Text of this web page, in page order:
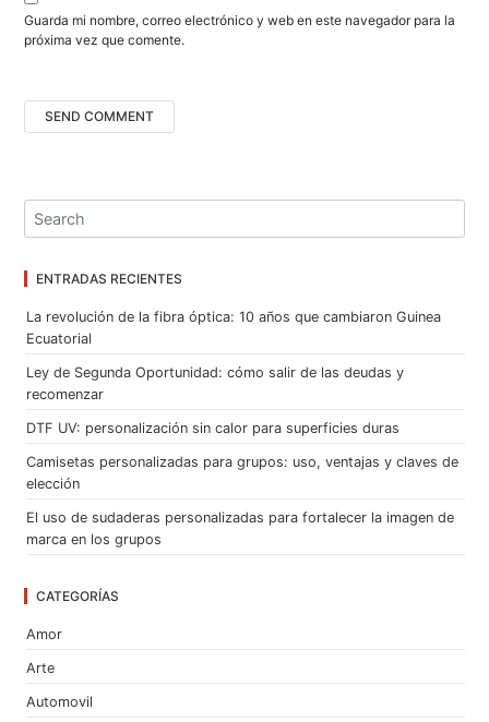
Guarda mi nombre, correo electrónico y web en este navegador para la
próxima vez que comente.
ENTRADAS RECIENTES
La revolución de la fibra óptica: 10 años que cambiaron Guinea
Ecuatorial
Ley de Segunda Oportunidad: cómo salir de las deudas y
recomenzar
DTF UV: personalización sin calor para superficies duras
Camisetas personalizadas para grupos: uso, ventajas y claves de
elección
El uso de sudaderas personalizadas para fortalecer la imagen de
marca en los grupos
CATEGORÍAS
Amor
Arte
Automovil